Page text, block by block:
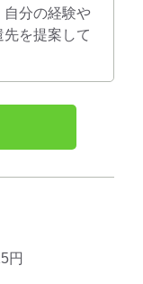
自分の経験や
を提案して
円